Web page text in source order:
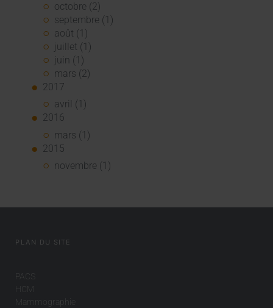
octobre (2)
septembre (1)
août (1)
juillet (1)
juin (1)
mars (2)
2017
avril (1)
2016
mars (1)
2015
novembre (1)
PLAN DU SITE
PACS
HCM
Mammographie